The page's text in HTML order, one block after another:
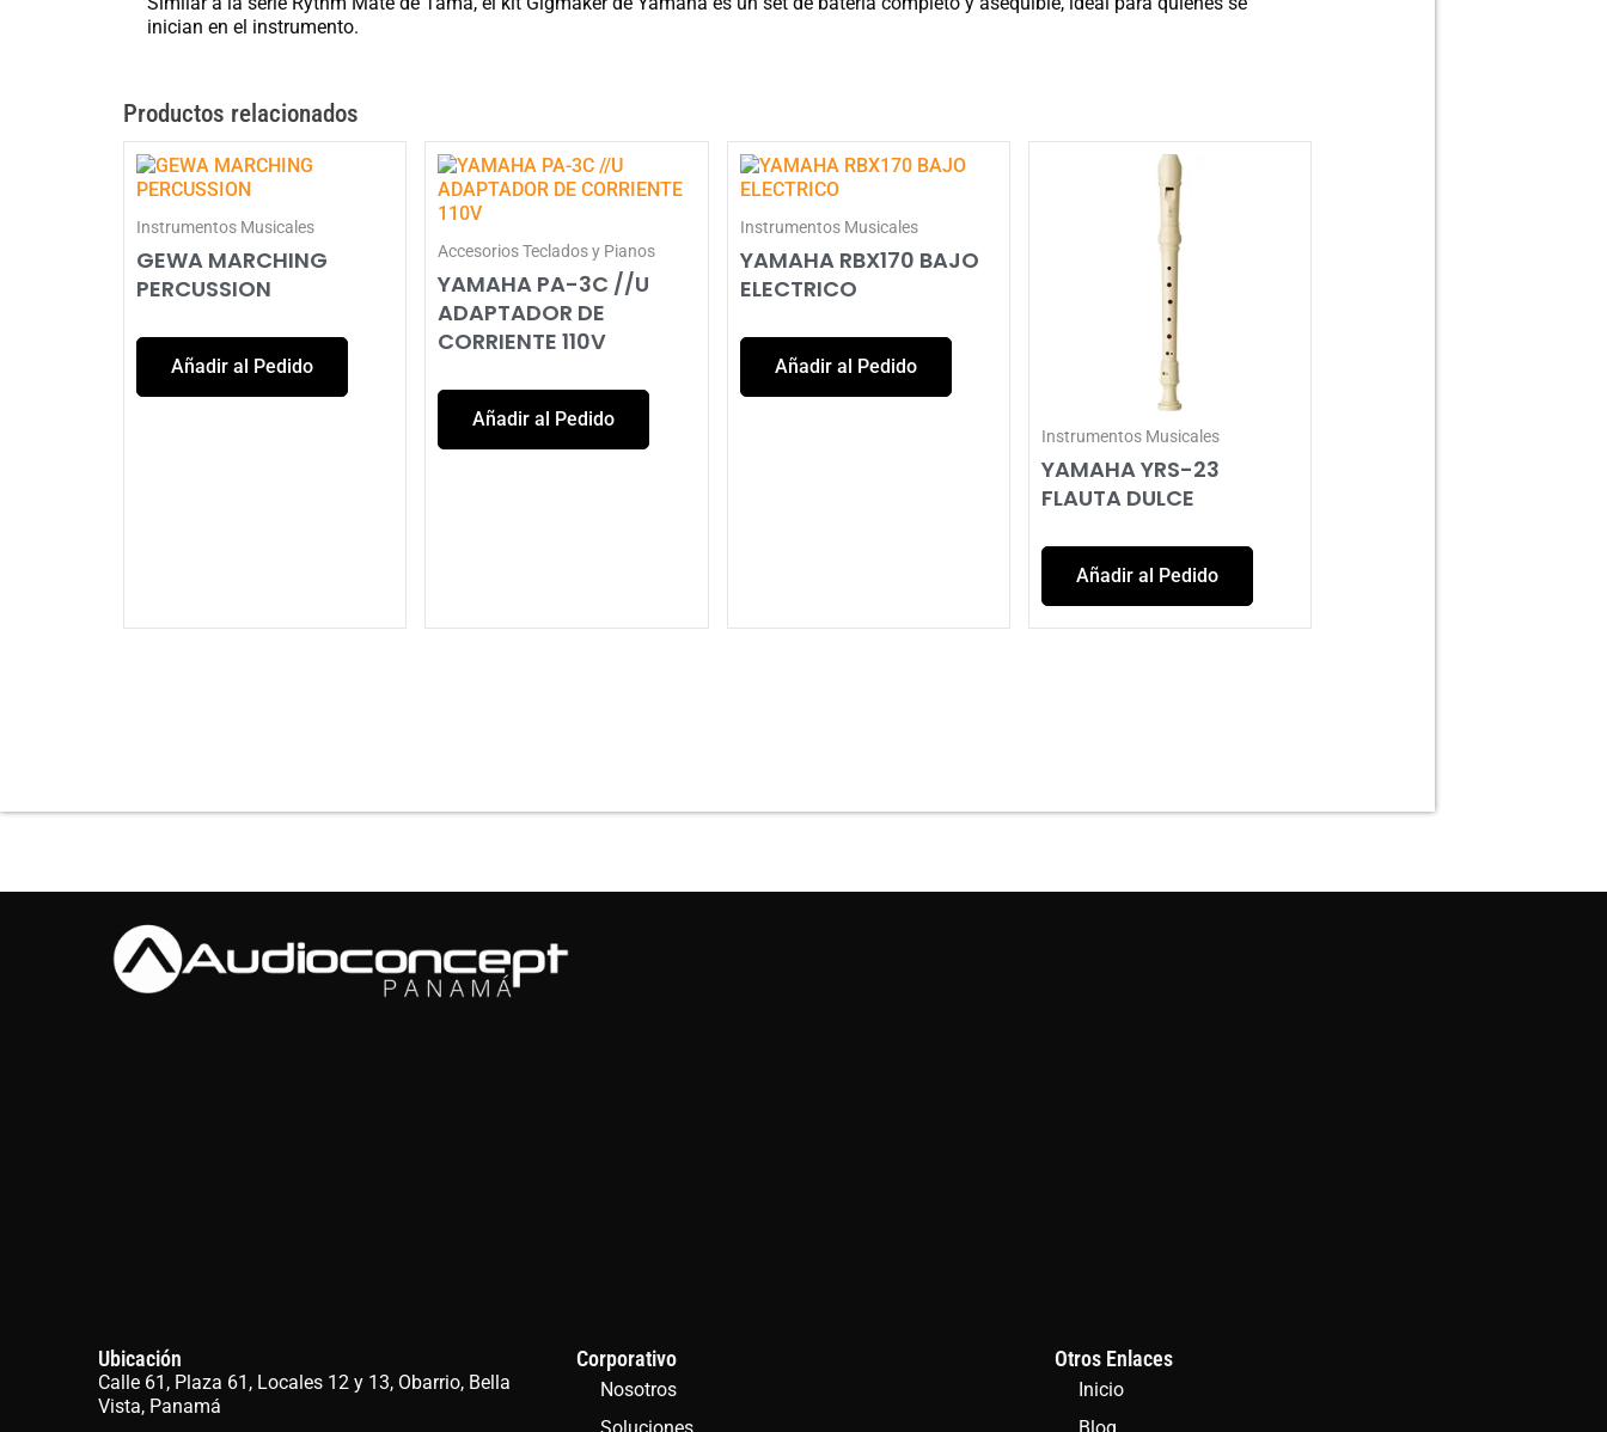
inician en el instrumento.
Productos relacionados
Instrumentos Musicales
GEWA MARCHING
PERCUSSION
Añadir al Pedido
Accesorios Teclados y Pianos
YAMAHA PA-3C //U
ADAPTADOR DE
CORRIENTE 110V
Añadir al Pedido
Instrumentos Musicales
YAMAHA RBX170 BAJO
ELECTRICO
Añadir al Pedido
Instrumentos Musicales
YAMAHA YRS-23
FLAUTA DULCE
Añadir al Pedido
Ubicación
Calle 61, Plaza 61, Locales 12 y 13, Obarrio, Bella
Vista, Panamá
Corporativo
Nosotros
Otros Enlaces
Inicio